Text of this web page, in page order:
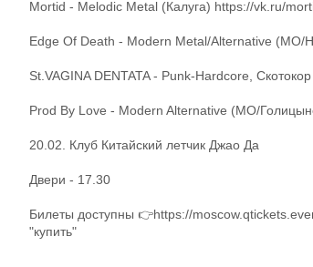
Mortid - Melodic Metal (Калуга) https://vk.ru/
Edge Of Death - Modern Metal/Alternative (МО/
St.VAGINA DENTATA - Punk-Hardcore,
Prod By Love - Modern Alternative (МО/
20.02. Клуб Китайский летчик Джао Да
Двери - 17.30
Билеты доступны 👉https://
"купить"